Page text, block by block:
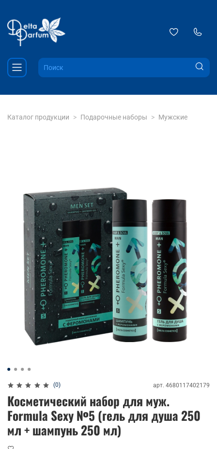
Каталог продукции Подарочные наборы Мужские
(0) арт. 4680117402179
Косметический набор для муж.
Formula Sexy №5 (гель для душа 250
мл + шампунь 250 мл)